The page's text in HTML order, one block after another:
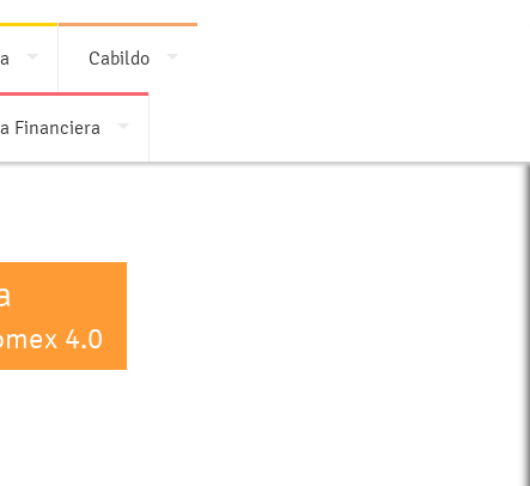
Cabildo
Financiera
4.0